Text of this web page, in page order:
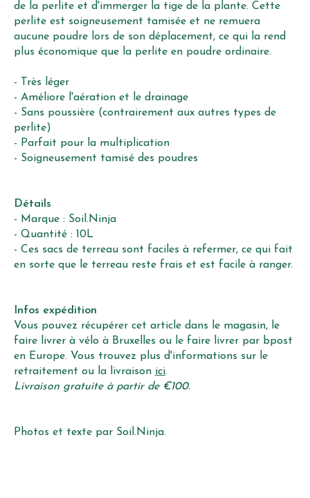
de la perlite et d'immerger la tige de la plante. Cette
perlite est soigneusement tamisée et ne remuera
aucune poudre lors de son déplacement, ce qui la rend
plus économique que la perlite en poudre ordinaire.
- Très léger
- Améliore l'aération et le drainage
- Sans poussière (contrairement aux autres types de
perlite)
- Parfait pour la multiplication
- Soigneusement tamisé des poudres
Détails
- Marque : Soil.Ninja
- Quantité : 10L
- Ces sacs de terreau sont faciles à refermer, ce qui fait
en sorte que le terreau reste frais et est facile à ranger.
Infos expédition
Vous pouvez récupérer cet article dans le magasin, le
faire livrer à vélo à Bruxelles ou le faire livrer par bpost
en Europe. Vous trouvez plus d'informations sur le
retraitement ou la livraison ici.
Livraison gratuite à partir de €100.
Photos et texte par Soil.Ninja.